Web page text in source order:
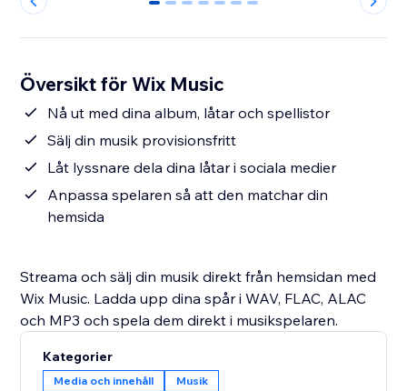
0 1 2 3 4 5 6
Översikt för Wix Music
Nå ut med dina album, låtar och spellistor
Sälj din musik provisionsfritt
Låt lyssnare dela dina låtar i sociala medier
Anpassa spelaren så att den matchar din
hemsida
Streama och sälj din musik direkt från hemsidan med
Wix Music. Ladda upp dina spår i WAV, FLAC, ALAC
och MP3 och spela dem direkt i musikspelaren.
Kategorier
Media och innehåll Musik